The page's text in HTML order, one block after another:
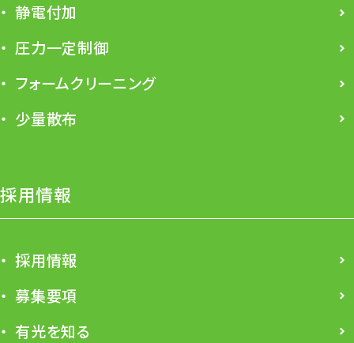
静電付加
圧力一定制御
フォームクリーニング
少量散布
採用情報
採用情報
募集要項
有光を知る